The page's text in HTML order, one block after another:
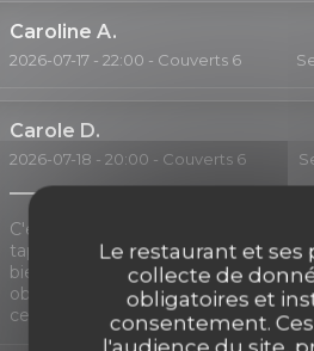
Le restaurant et
collecte de
obligatoires et
consentement.
l'audience du site,
Caroline A
2026-07-17 - 22:00 - Couverts 6
Carole D
2026-07-18 - 20:00 - Couverts 6
C'est toujours un plaisir de passer
tapas, un verre de sangria à la
bienveillance en cas de report de
obligé à décaler le dîner à deux
certaines formules n'étant plus